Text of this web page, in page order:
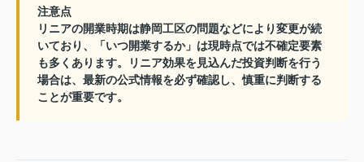
注意点
リニアの開業時期は静岡工区の問題などにより変更が続
いており、「いつ開業するか」は現時点では不確定要素
も多くあります。リニア効果を見込んだ投資判断を行う
場合は、最新の公式情報を必ず確認し、慎重に判断する
ことが重要です。